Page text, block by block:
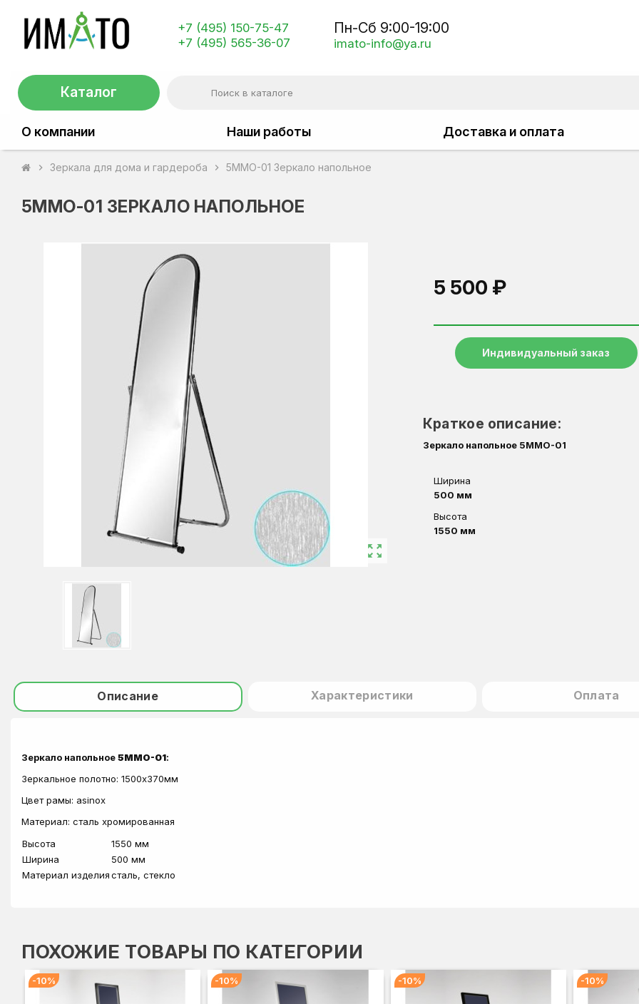
+7 (495) 150-75-47
+7 (495) 565-36-07
Пн-Сб 9:00-19:00
imato-info@ya.ru
Каталог
О компании Наши работы Доставка и оплата
chevron_right Зеркала для дома и гардероба chevron_right 5MМО-01 Зеркало напольное
5MМО-01 ЗЕРКАЛО НАПОЛЬНОЕ
zoom_out_map
5 500 ₽
Индивидуальный заказ
Краткое описание:
Зеркало напольное 5MМО-01
Ширина
500 мм
Высота
1550 мм
Описание Характеристики Оплата
Зеркало напольное5MМО-01:
Зеркальное полотно: 1500х370мм
Цвет рамы: asinox
Материал: сталь хромированная
Высота
1550 мм
Ширина
500 мм
Материал изделиясталь, стекло
ПОХОЖИЕ ТОВАРЫ ПО КАТЕГОРИИ
-10% -10% -10% -10%